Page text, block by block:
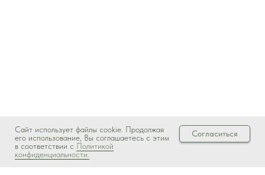
Сайт использует файлы cookie. Продолжая
его использование, Вы соглашаетесь с этим
в соответствии с Политикой
конфиденциальности.
Согласиться